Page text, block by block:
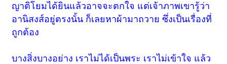
ญาติโยมได้ยินแล้วอาจจะตกใจ แต่เจ้าภาพเขารู้ว่า
อานิสงส์อยู่ตรงนั้น ก็เลยหาผ้ามาถวาย ซึ่งเป็นเรื่องที่
ถูกต้อง
บางสิ่งบางอย่าง เราไม่ได้เป็นพระ เราไม่เข้าใจ แล้ว